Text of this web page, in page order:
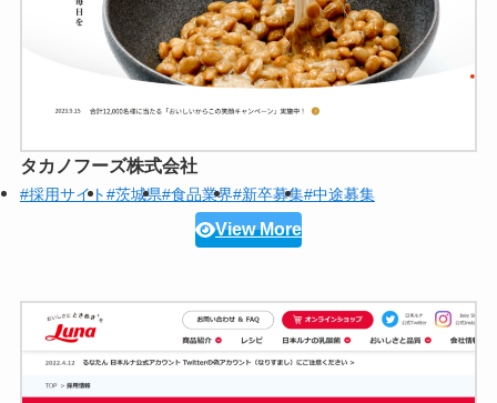
タカノフーズ株式会社
#採用サイト#茨城県#食品業界#新卒募集#中途募集
View More